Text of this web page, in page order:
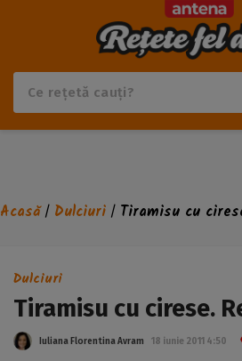
Acasă/ Dulciuri / Tiramisu cu
Dulciuri
Tiramisu cu cirese.
Iuliana Florentina Avram 18 iunie 2011 4:50